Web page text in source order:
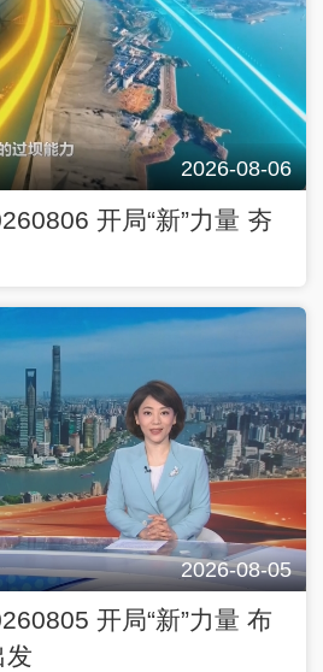
2026-08-06
开局“新”力量 夯
2026-08-05
开局“新”力量 布
发